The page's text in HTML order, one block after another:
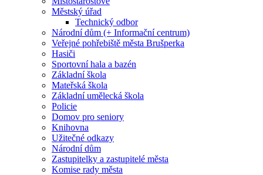
Městský úřad
Technický odbor
Národní dům (+ Informační centrum)
Veřejné pohřebiště města Brušperka
Hasiči
Sportovní hala a bazén
Základní škola
Mateřská škola
Základní umělecká škola
Policie
Domov pro seniory
Knihovna
Užitečné odkazy
Národní dům
Zastupitelky a zastupitelé města
Komise rady města